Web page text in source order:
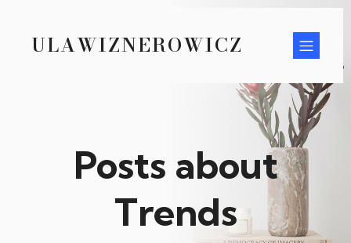
ULAWIZNEROWICZ
Posts about
Trends